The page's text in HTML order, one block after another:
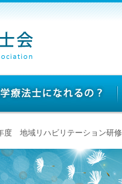
地域リハビリテーション研